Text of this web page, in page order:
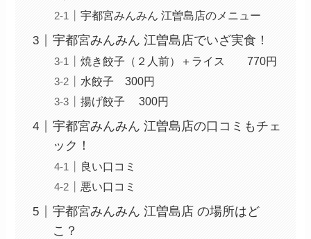
宇都宮みんみん 江曽島店のメニュー
宇都宮みんみん 江曽島店でいざ実食！
焼き餃子（２人前）＋ライス 770円
水餃子 300円
揚げ餃子 300円
宇都宮みんみん 江曽島店の口コミもチェ
ック！
良い口コミ
悪い口コミ
宇都宮みんみん 江曽島店 の場所はど
こ？